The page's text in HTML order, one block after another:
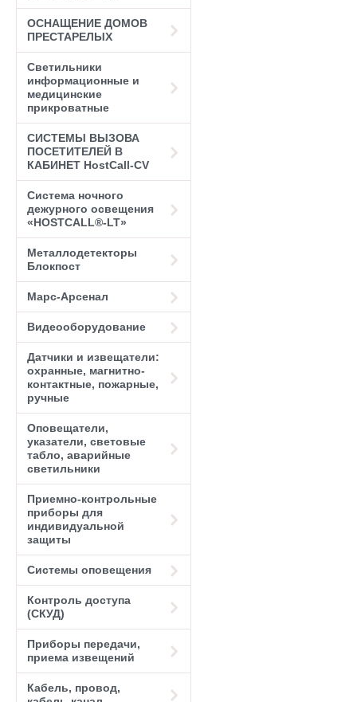
ОСНАЩЕНИЕ ДОМОВ
ПРЕСТАРЕЛЫХ
Светильники
информационные и
медицинские
прикроватные
СИСТЕМЫ ВЫЗОВА
ПОСЕТИТЕЛЕЙ В
КАБИНЕТ HostCall-CV
Система ночного
дежурного освещения
«HOSTCALL®-LT»
Металлодетекторы
Блокпост
Марс-Арсенал
Видеооборудование
Датчики и извещатели:
охранные, магнитно-
контактные, пожарные,
ручные
Оповещатели,
указатели, световые
табло, аварийные
светильники
Приемно-контрольные
приборы для
индивидуальной
защиты
Системы оповещения
Контроль доступа
(СКУД)
Приборы передачи,
приема извещений
Кабель, провод,